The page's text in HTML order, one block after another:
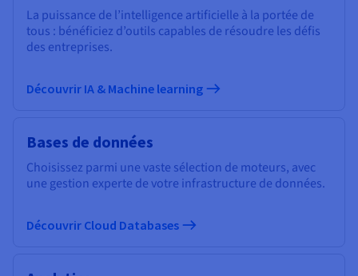
La puissance de l’intelligence artificielle à la portée de
tous : bénéficiez d’outils capables de résoudre les défis
des entreprises.
Découvrir IA & Machine learning
Bases de données
Choisissez parmi une vaste sélection de moteurs, avec
une gestion experte de votre infrastructure de données.
Découvrir Cloud Databases